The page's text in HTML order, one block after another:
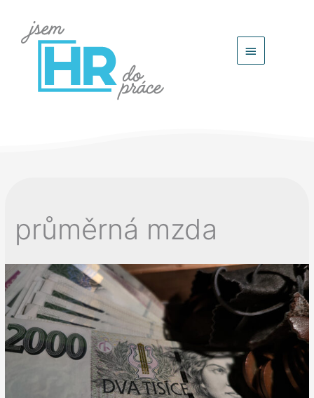
Hlavní
průměrná mzda